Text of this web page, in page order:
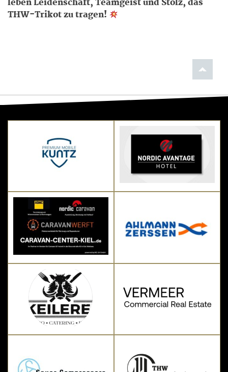
leben Leidenschaft, Teamgeist und Stolz, das
THW-Trikot zu tragen!